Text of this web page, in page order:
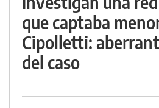
que captaba
Cipolletti:
del caso